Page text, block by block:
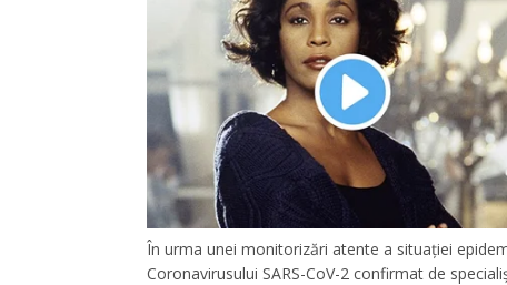
În urma unei monitorizări atente a situației
Coronavirusului SARS-CoV-2 confirmat de